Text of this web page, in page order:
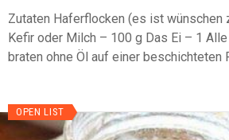
Zutaten Haferflocken (es ist wünschen
Kefir oder Milch – 100 g Das Ei – 1
braten ohne Öl auf einer beschichteten
OPEN LIST